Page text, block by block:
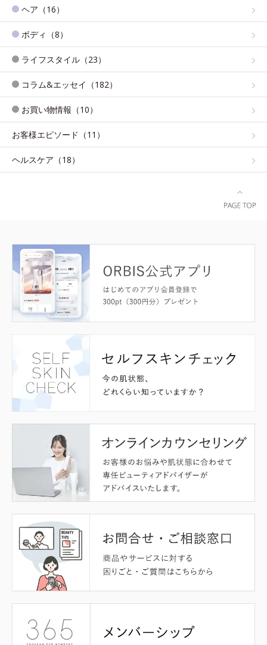
ヘア（16）
ボディ（8）
ライフスタイル（23）
コラム&エッセイ（182）
お買い物情報（10）
お客様エピソード（11）
ヘルスケア（18）